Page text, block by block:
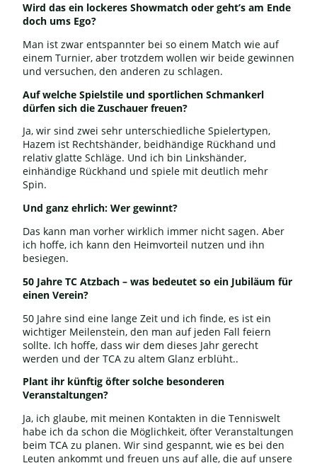
Wird das ein lockeres Showmatch oder geht’s am Ende
doch ums Ego?
Man ist zwar entspannter bei so einem Match wie auf
einem Turnier, aber trotzdem wollen wir beide gewinnen
und versuchen, den anderen zu schlagen.
Auf welche Spielstile und sportlichen Schmankerl
dürfen sich die Zuschauer freuen?
Ja, wir sind zwei sehr unterschiedliche Spielertypen,
Hazem ist Rechtshänder, beidhändige Rückhand und
relativ glatte Schläge. Und ich bin Linkshänder,
einhändige Rückhand und spiele mit deutlich mehr
Spin.
Und ganz ehrlich: Wer gewinnt?
Das kann man vorher wirklich immer nicht sagen. Aber
ich hoffe, ich kann den Heimvorteil nutzen und ihn
besiegen.
50 Jahre TC Atzbach – was bedeutet so ein Jubiläum für
einen Verein?
50 Jahre sind eine lange Zeit und ich finde, es ist ein
wichtiger Meilenstein, den man auf jeden Fall feiern
sollte. Ich hoffe, dass wir dem dieses Jahr gerecht
werden und der TCA zu altem Glanz erblüht..
Plant ihr künftig öfter solche besonderen
Veranstaltungen?
Ja, ich glaube, mit meinen Kontakten in die Tenniswelt
habe ich da schon die Möglichkeit, öfter Veranstaltungen
beim TCA zu planen. Wir sind gespannt, wie es bei den
Leuten ankommt und freuen uns auf alle, die auf unsere